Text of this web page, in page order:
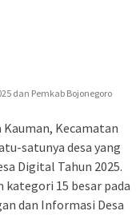
dan Pemkab Bojonegoro
Kauman, Kecamatan
satunya desa yang
Digital Tahun 2025.
kategori 15 besar pada
dan Informasi Desa